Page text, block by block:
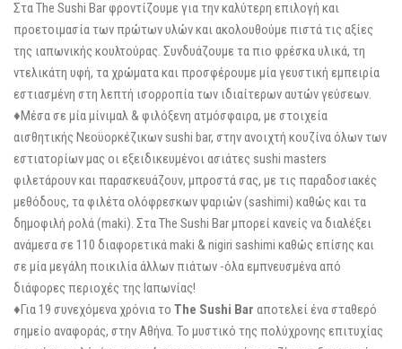
Στα The Sushi Bar φροντίζουμε για την καλύτερη επιλογή και
προετοιμασία των πρώτων υλών και ακολουθούμε πιστά τις αξίες
της ιαπωνικής κουλτούρας. Συνδυάζουμε τα πιο φρέσκα υλικά, τη
ντελικάτη υφή, τα χρώματα και προσφέρουμε μία γευστική εμπειρία
εστιασμένη στη λεπτή ισορροπία των ιδιαίτερων αυτών γεύσεων.
♦Μέσα σε μία μίνιμαλ & φιλόξενη ατμόσφαιρα, με στοιχεία
αισθητικής Νεοϋορκέζικων sushi bar, στην ανοιχτή κουζίνα όλων των
εστιατορίων μας οι εξειδικευμένοι ασιάτες sushi masters
φιλετάρουν και παρασκευάζουν, μπροστά σας, με τις παραδοσιακές
μεθόδους, τα φιλέτα ολόφρεσκων ψαριών (sashimi) καθώς και τα
δημοφιλή ρολά (maki). Στα The Sushi Bar μπορεί κανείς να διαλέξει
ανάμεσα σε 110 διαφορετικά maki & nigiri sashimi καθώς επίσης και
σε μία μεγάλη ποικιλία άλλων πιάτων -όλα εμπνευσμένα από
διάφορες περιοχές της Ιαπωνίας!
♦Για 19 συνεχόμενα χρόνια το The Sushi Bar αποτελεί ένα σταθερό
σημείο αναφοράς, στην Αθήνα. Το μυστικό της πολύχρονης επιτυχίας